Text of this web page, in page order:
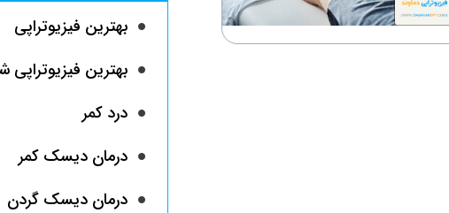
بهترین فیزیوتراپی
بهترین فیزیوتراپی
درد کمر
درمان دیسک کمر
درمان دیسک گردن